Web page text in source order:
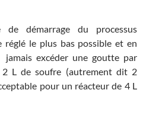
démarrage du processus
le plus bas possible et en
excéder une goutte par
L de soufre (autrement dit 2
pour un réacteur de 4 L